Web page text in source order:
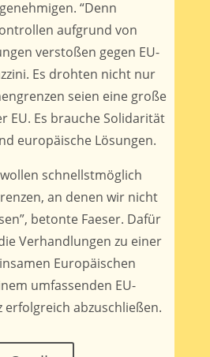
“Denn
aufgrund von
verstoßen gegen EU-
Es drohten nicht nur
seien eine große
EU. Es brauche Solidarität
europäische Lösungen.
schnellstmöglich
an denen wir nicht
betonte Faeser. Dafür
Verhandlungen zu einer
Europäischen
umfassenden EU-
erfolgreich abzuschließen.